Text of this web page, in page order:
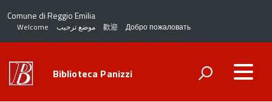
Comune di Reggio Emilia
Welcome موضع ترحيب 歡迎 Добро пожаловать
Biblioteca Panizzi